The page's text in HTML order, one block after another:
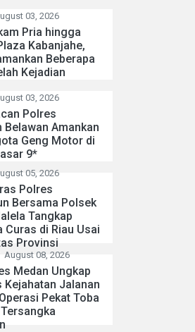
03, 2026
Pria hingga
Kabanjahe,
Beberapa
Kejadian
03, 2026
Polres
Belawan Amankan
Geng Motor di
9*
05, 2026
Polres
Bersama Polsek
Tangkap
Curas di Riau Usai
Provinsi
August 08, 2026
Medan Ungkap
Kejahatan Jalanan
Pekat Toba